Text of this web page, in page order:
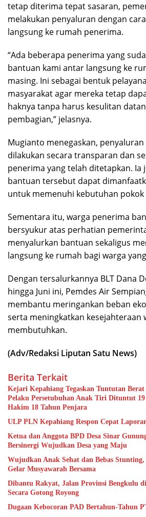
tetap diterima tepat sasaran,
melakukan penyaluran dengan
langsung ke rumah penerima.
“Ada beberapa penerima yang
bantuan kami antar langsung ke
masing. Ini sebagai bentuk
masyarakat agar mereka tetap
haknya tanpa harus kesulitan
pembagian,” jelasnya.
Mugianto menegaskan, penyaluran
dilakukan secara transparan dan
penerima yang telah ditetapkan. Ia
bantuan tersebut dapat
untuk memenuhi kebutuhan pokok
Sementara itu, warga penerima
bersyukur atas perhatian
menyalurkan bantuan sekaligus
langsung ke rumah bagi warga
Dengan tersalurkannya BLT Dana
hingga Juni ini, Pemdes Air
membantu meringankan beban
serta meningkatkan kesejahteraan
membutuhkan.
(Adv/Redaksi Liputan Satu News)
Berita Terkait
Kejari Kepahiang Tegaskan Tuntutan
Pelaku Persetubuhan Anak Tiri Dituntut
Hakim 18 Tahun Penjara
ULP PLN Kepahiang Respon Cepat
Ketua dan Anggota BPD Desa Sinar
Bersinergi Wujudkan Desa yang Maju
Wujudkan Anak Sehat dan Bebas Stunting,
Gelar Musyawarah Bersama
Dibantu Rakyat, Jalan Provinsi Bengkulu
Secara Gotong Royong
Dugaan Kebocoran PAD Bertahun-Tahun